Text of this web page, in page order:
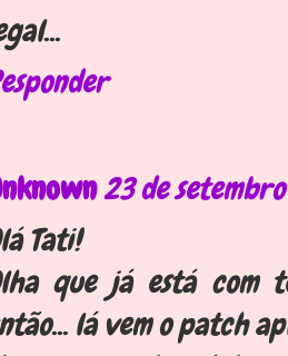
23 de
Tati!
que já está com
lá vem o patch